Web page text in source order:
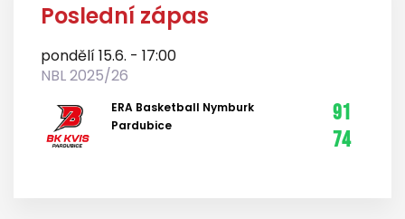
Poslední zápas
pondělí 15.6. - 17:00
NBL 2025/26
ERA Basketball Nymburk
Pardubice
91
74